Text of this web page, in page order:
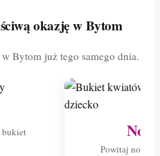
okazję w Bytom
Bytom już tego samego dnia.
bukiet
Powitaj